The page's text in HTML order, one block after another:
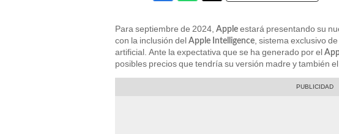
Para septiembre de 2024, Apple estará presentando su
con la inclusión del Apple Intelligence , sistema exclusivo
artificial. Ante la expectativa que se ha generado por el
posibles precios que tendría su versión madre y también el